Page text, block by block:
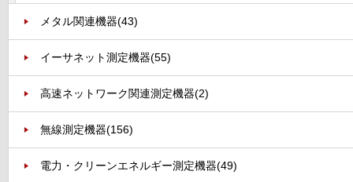
メタル関連機器(43)
イーサネット測定機器(55)
高速ネットワーク関連測定機器(2)
無線測定機器(156)
電力・クリーンエネルギー測定機器(49)